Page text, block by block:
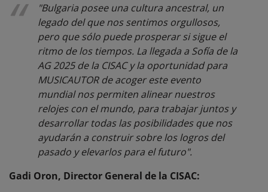
"Bulgaria posee una cultura ancestral, un
legado del que nos sentimos orgullosos,
pero que sólo puede prosperar si sigue el
ritmo de los tiempos. La llegada a Sofía de la
AG 2025 de la CISAC y la oportunidad para
MUSICAUTOR de acoger este evento
mundial nos permiten alinear nuestros
relojes con el mundo, para trabajar juntos y
desarrollar todas las posibilidades que nos
ayudarán a construir sobre los logros del
pasado y elevarlos para el futuro".
Gadi Oron, Director General de la CISAC: